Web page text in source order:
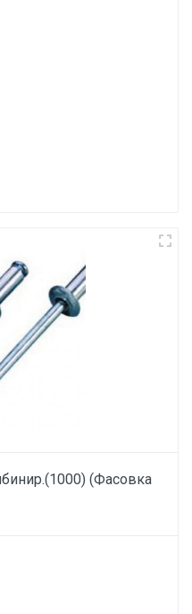
(Фасовка